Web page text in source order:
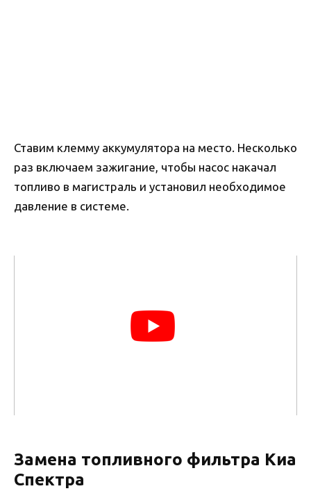
Ставим клемму аккумулятора на место. Несколько
раз включаем зажигание, чтобы насос накачал
топливо в магистраль и установил необходимое
давление в системе.
Замена топливного фильтра Киа
Спектра